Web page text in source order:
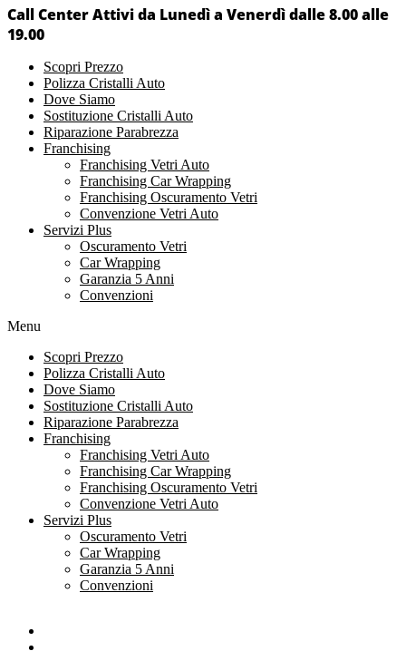
Call Center Attivi da Lunedì a Venerdì dalle 8.00 alle
19.00
Scopri Prezzo
Polizza Cristalli Auto
Dove Siamo
Sostituzione Cristalli Auto
Riparazione Parabrezza
Franchising
Franchising Vetri Auto
Franchising Car Wrapping
Franchising Oscuramento Vetri
Convenzione Vetri Auto
Servizi Plus
Oscuramento Vetri
Car Wrapping
Garanzia 5 Anni
Convenzioni
Menu
Scopri Prezzo
Polizza Cristalli Auto
Dove Siamo
Sostituzione Cristalli Auto
Riparazione Parabrezza
Franchising
Franchising Vetri Auto
Franchising Car Wrapping
Franchising Oscuramento Vetri
Convenzione Vetri Auto
Servizi Plus
Oscuramento Vetri
Car Wrapping
Garanzia 5 Anni
Convenzioni